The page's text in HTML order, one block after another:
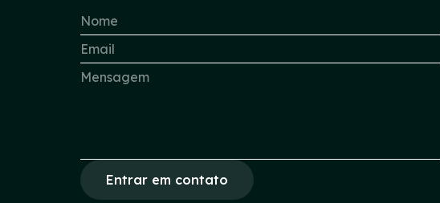
Entrar em contato